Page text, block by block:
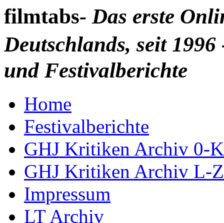
filmtabs- Das erste
Deutschlands, seit
und Festivalberichte
Home
Festivalberichte
GHJ Kritiken Archiv 0-K
GHJ Kritiken Archiv L-Z
Impressum
LT Archiv